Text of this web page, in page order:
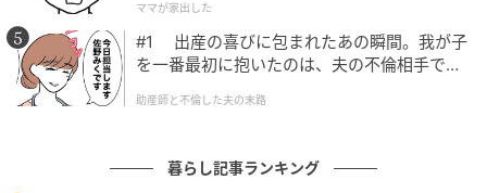
ママが家出した
#1 出産の喜びに包まれたあの瞬間。我が子
を一番最初に抱いたのは、夫の不倫相手でし
助産師と不倫した夫の末路
暮らし記事ランキング